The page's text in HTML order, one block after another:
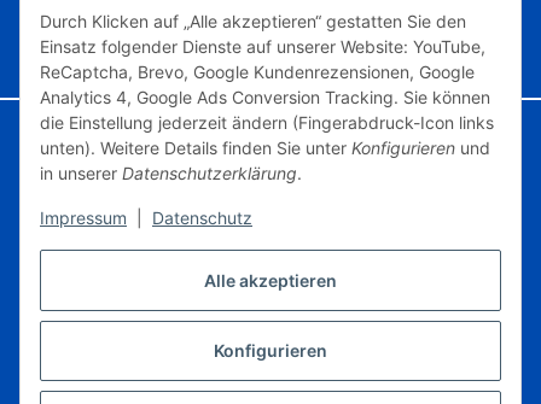
Alle akzeptieren
Konfigurieren
Durch Klicken auf „Alle akzeptieren“ gestatten Sie den
Einsatz folgender Dienste auf unserer Website: YouTube,
ReCaptcha, Brevo, Google Kundenrezensionen, Google
Analytics 4, Google Ads Conversion Tracking. Sie können
die Einstellung jederzeit ändern (Fingerabdruck-Icon links
unten). Weitere Details finden Sie unter Konfigurieren und
in unserer Datenschutzerklärung.
Impressum Datenschutz
Vertrag widerrufen
Google Analytics deaktivieren Status: Opt-Out-Cookie ist nicht gesetzt
(Tracking aktiv)
Differenzbesteuerung, ein Ausweis der Mehrwertsteuer auf der Rechnung erfolgt
nicht., zzgl.
Versand
Erklärung zur Barrierefreiheit Datenschutz AGB
Sitemap